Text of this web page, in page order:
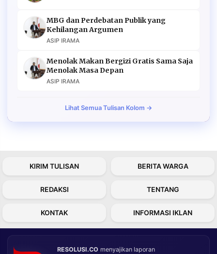
MBG dan Perdebatan Publik yang
Kehilangan Argumen
ASIP IRAMA
Menolak Makan Bergizi Gratis Sama Saja
Menolak Masa Depan
ASIP IRAMA
Lihat Semua Tulisan Kolom →
KIRIM TULISAN BERITA WARGA
REDAKSI TENTANG
KONTAK INFORMASI IKLAN
RESOLUSI.CO menyajikan laporan